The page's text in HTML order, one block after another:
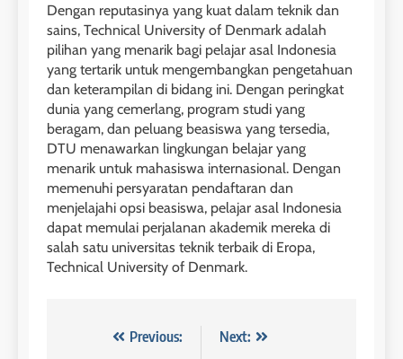
2
🎓 ScholarPath by Leiden
Institute
LEIDEN INSTITUTE
3
Study IELTS Preparation
LEIDEN INSTITUTE
4
LEIDEN INSTITUTE
40
Batch VII : 31 Maret – 28 April
2023
COURSE PERIODS
41
Batch VI : 15 Maret – 13 April
2023
COURSE PERIODS
42
COURSE PERIODS
Dengan reputasinya yang kuat dalam teknik dan
sains, Technical University of Denmark adalah
pilihan yang menarik bagi pelajar asal Indonesia
yang tertarik untuk mengembangkan pengetahuan
dan keterampilan di bidang ini. Dengan peringkat
dunia yang cemerlang, program studi yang
beragam, dan peluang beasiswa yang tersedia,
DTU menawarkan lingkungan belajar yang
menarik untuk mahasiswa internasional. Dengan
memenuhi persyaratan pendaftaran dan
menjelajahi opsi beasiswa, pelajar asal Indonesia
dapat memulai perjalanan akademik mereka di
salah satu universitas teknik terbaik di Eropa,
Technical University of Denmark.
NavigasiPrevious:
Next: